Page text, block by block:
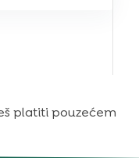
platiti pouzećem